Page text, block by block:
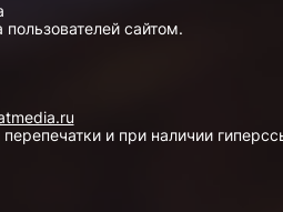
сайтом.
и при наличии